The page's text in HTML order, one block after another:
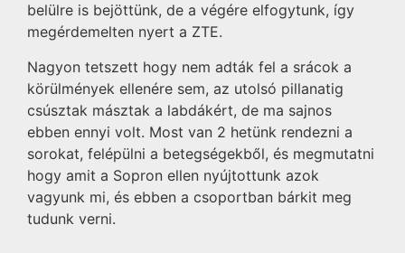
belülre is bejöttünk, de a végére elfogytunk, így
megérdemelten nyert a ZTE.
Nagyon tetszett hogy nem adták fel a srácok a
körülmények ellenére sem, az utolsó pillanatig
csúsztak másztak a labdákért, de ma sajnos
ebben ennyi volt. Most van 2 hetünk rendezni a
sorokat, felépülni a betegségekből, és megmutatni
hogy amit a Sopron ellen nyújtottunk azok
vagyunk mi, és ebben a csoportban bárkit meg
tudunk verni.